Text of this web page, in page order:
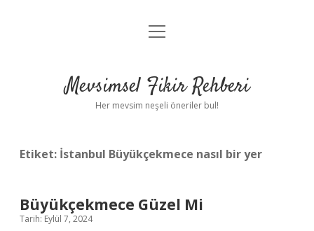
Anasayfa
Yasal Uyarı
menüyü
Mevsimsel Fikir Rehberi
Her mevsim neşeli öneriler bul!
Etiket: İstanbul Büyükçekmece nasıl bir yer
Büyükçekmece Güzel Mi
Tarih: Eylül 7, 2024